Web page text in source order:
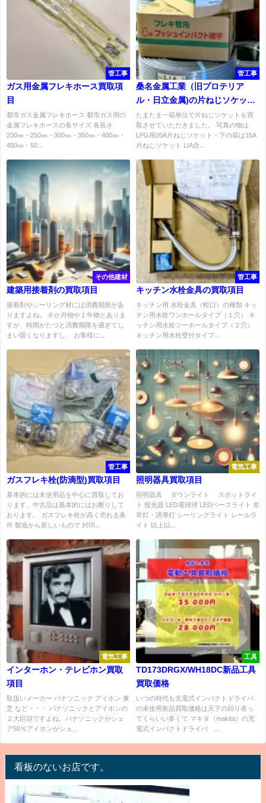
管工事
ガス用金属フレキホース買取項
目
都市ガス金属フレキホース 都市ガス用の
金属フレキホースの各サイズ 各長さ
200㎜・250㎜・300㎜・350㎜・400㎜・
450㎜・50...
管工事
桑名金属工業（旧プロテリア
ル・日立金属)の片ねじソケット
買取
たまたま一箱単位で片ねじソケットを買
取させていただきました。 写真の物は
LPG用20A片ねじソケット・下の箱は15A
片ねじソケット LIA合...
その他建材
建築用接着剤の買取項目
接着剤やシーリング材には消費期限があ
りますよね。 ６か月物や１年物とありま
すが、時間がたつと消費期限を過ぎてし
まい固くなりますし、 お客様に...
管工事
キッチン水栓金具の買取項目
キッチン用 水栓金具（蛇口）の種類 キッ
チン用水栓ワンホールタイプ（１穴） キ
ッチン用水栓ツーホールタイプ（２穴）
キッチン用水栓壁付タイプ...
管工事
ガスフレキ栓(防滴型)買取項目
基本的には未使用品を中心に買取してお
ります。中古品は基本的にはお断りして
おります。 ガスフレキ栓が高く売れる条
件 製造から新しいもので 封印...
電気工事
照明器具買取項目
照明器具 ダウンライト スポットライ
ト 投光器 LED電球球 LEDベースライト 非
常灯・誘導灯 シーリングライト レールラ
イト 以上以...
電気工事
インターホン・テレビホン買取
項目
取扱いメーカー パナソニック アイホン 東
芝 など・・・ パナソニックとアイホンの
２大巨頭ですよね。パナソニックがシェ
ア50％アイホンがシェ...
工具
TD173DRGX/WH18DC新品工具
買取価格
いつの時代も充電式インパクトドライバ
の未使用新品買取価格は天下の回り者っ
てくらいい多くて マキタ（makita）の充
電式インパクトドライバ ...
看板のないお店です。